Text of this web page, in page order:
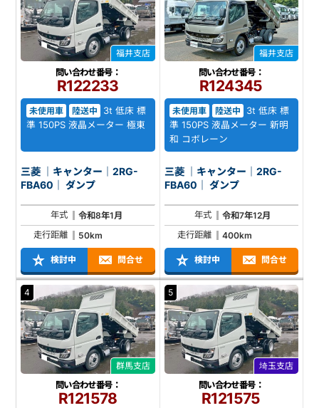
福井支店
問い合わせ番号：
R122233
未使用車 陸送中
3t 低床 標
準 150PS 液晶メーター 極東
三菱 ｜キャンター｜2RG-
FBA60｜ ダンプ
年式
令和8年1月
走行距離
50km
検討中 問合せ
福井支店
問い合わせ番号：
R124345
未使用車 陸送中
3t 低床 標
準 150PS 液晶メーター 新明
和 コボレーン
三菱 ｜キャンター｜2RG-
FBA60｜ ダンプ
年式
令和7年12月
走行距離
400km
検討中 問合せ
4
群馬支店
問い合わせ番号：
R121578
5
埼玉支店
問い合わせ番号：
R121575